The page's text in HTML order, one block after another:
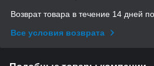
Возврат товара в течение 14 дней
Все условия возврата